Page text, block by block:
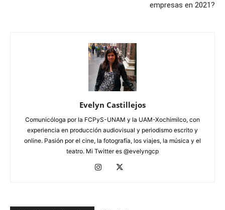
empresas en 2021?
Evelyn Castillejos
Comunicóloga por la FCPyS-UNAM y la UAM-Xochimilco, con
experiencia en producción audiovisual y periodismo escrito y
online. Pasión por el cine, la fotografía, los viajes, la música y el
teatro. Mi Twitter es @evelyngcp